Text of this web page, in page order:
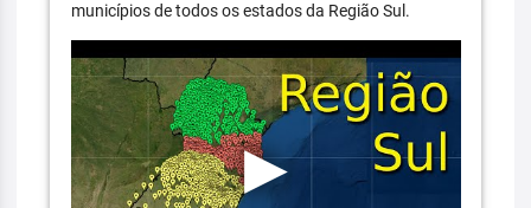
municípios de todos os estados da Região Sul.